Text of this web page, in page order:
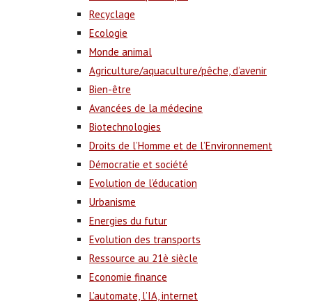
Recyclage
Ecologie
Monde animal
Agriculture/aquaculture/pêche, d’avenir
Bien-être
Avancées de la médecine
Biotechnologies
Droits de l’Homme et de l’Environnement
Démocratie et société
Evolution de l’éducation
Urbanisme
Energies du futur
Evolution des transports
Ressource au 21è siècle
Economie finance
L’automate, l’IA, internet